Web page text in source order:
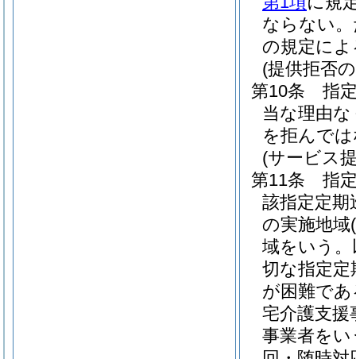
ならない。
の規定に
(提供拒否
第10条
指
当な理由
を拒んで
(サービス
第11条
指
該指定定期
の実施地域
域をいう
切な指定定
が困難で
宅介護支援
事業者を